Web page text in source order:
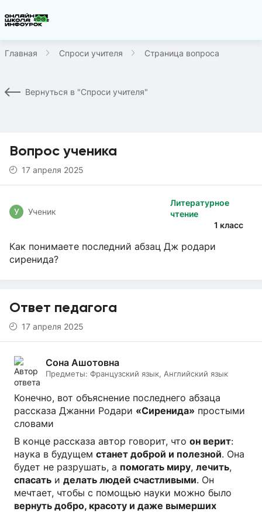
Главная Спроси учителя Страница вопроса
Вернуться в "Спроси учителя"
Вопрос ученика
17 апреля 2025
Литературное
чтение
1 класс
У Ученик
Как понимаете последний абзац Дж родари
сиренида?
Ответ педагога
17 апреля 2025
Сона Ашотовна
Предметы: Французский язык, Английский язык
Конечно, вот объяснение последнего абзаца
рассказа Джанни Родари «Сиренида» простыми
словами
В конце рассказа автор говорит, что он верит:
наука в будущем станет доброй и полезной. Она
будет не разрушать, а помогать миру, лечить,
спасать и делать людей счастливыми. Он
мечтает, чтобы с помощью науки можно было
вернуть добро, красоту и даже вымерших